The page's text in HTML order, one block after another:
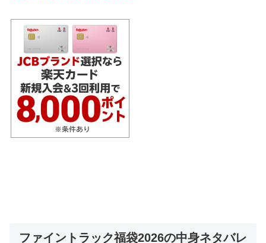
ファイントラック福袋2026の中身ネタバレ